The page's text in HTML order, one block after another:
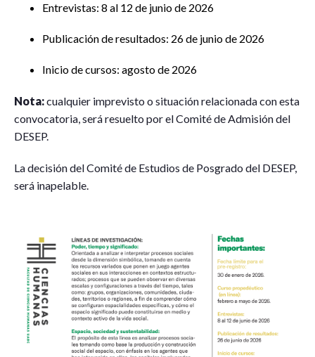
Entrevistas: 8 al 12 de junio de 2026
Publicación de resultados: 26 de junio de 2026
Inicio de cursos: agosto de 2026
Nota:cualquier imprevisto o situación relacionada con esta
convocatoria, será resuelto por el Comité de Admisión del
DESEP.
La decisión del Comité de Estudios de Posgrado del DESEP,
será inapelable.